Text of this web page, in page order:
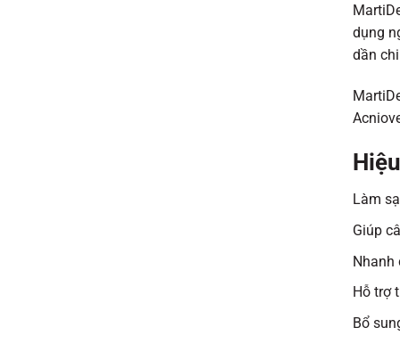
dụng
dần
Làm
Giúp
Nhanh
Hỗ trợ
Bổ